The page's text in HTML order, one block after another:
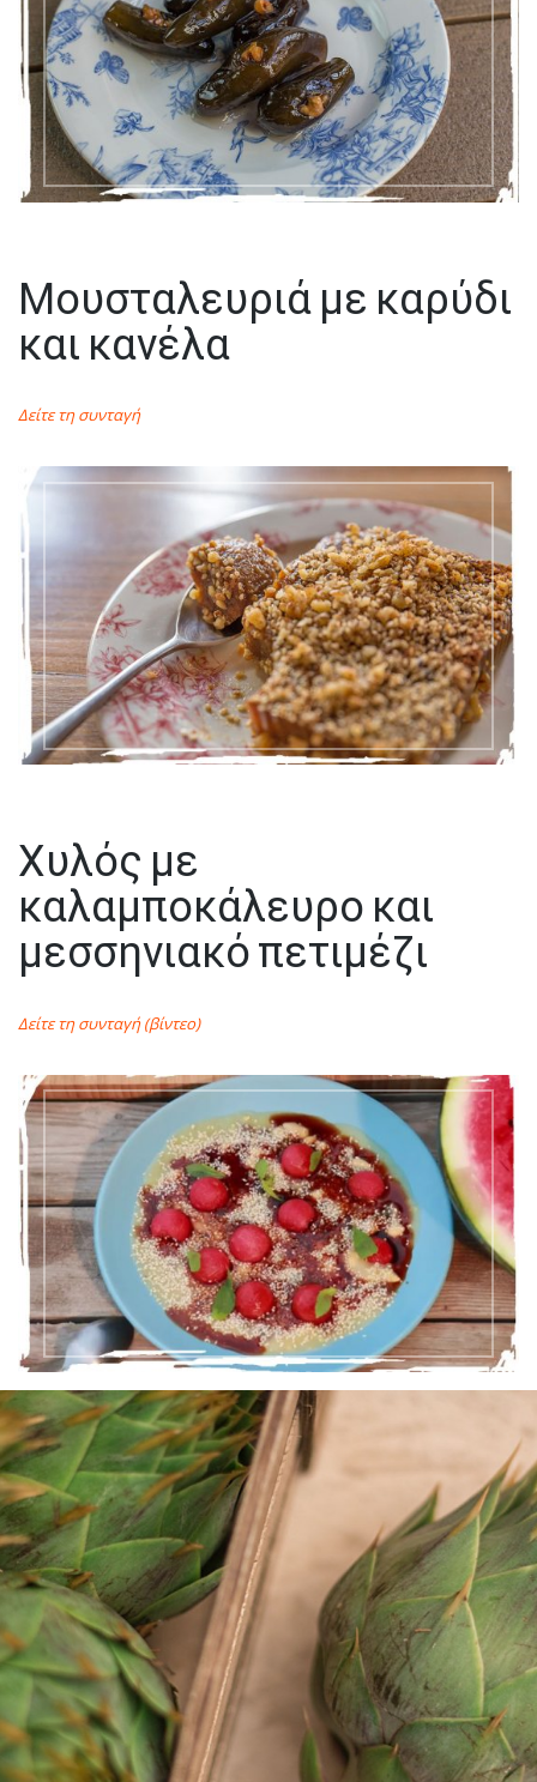
Μουσταλευριά με καρύδι
και κανέλα
Δείτε τη συνταγή
Χυλός με
καλαμποκάλευρο και
μεσσηνιακό πετιμέζι
Δείτε τη συνταγή (βίντεο)